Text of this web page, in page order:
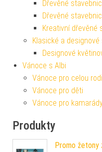
Dřevěné
Dřevěné
Kreativní dřevěné
Klasické a
Designové
Vánoce s Albi
Vánoce pro celou
Vánoce pro děti
Vánoce pro
Produkty
Promo žetony